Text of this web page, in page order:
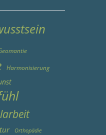
Harmonisierung
Orthopädie